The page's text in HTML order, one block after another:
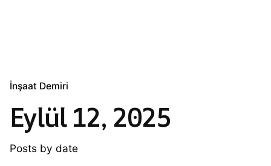
İnşaat Demiri
Eylül 12, 2025
Posts by date